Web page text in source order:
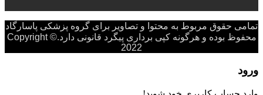
تمامی حقوق مربوط به محتوا و تصاویر برای گروه پزشکی پاسارگاد
محفوظ بوده و هرگونه کپی برداری پیگرد قانونی دارد.Copyright ©
2022
ورود